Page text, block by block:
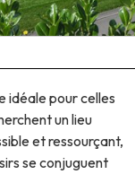
locale
& ferroviaire
d’attractions
& aquatiques
ÉTÉ
idéale pour celles
un lieu
et ressourçant,
se conjuguent